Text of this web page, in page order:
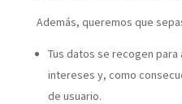
Además, queremos que
Tus datos se recogen
intereses y, como
de usuario.